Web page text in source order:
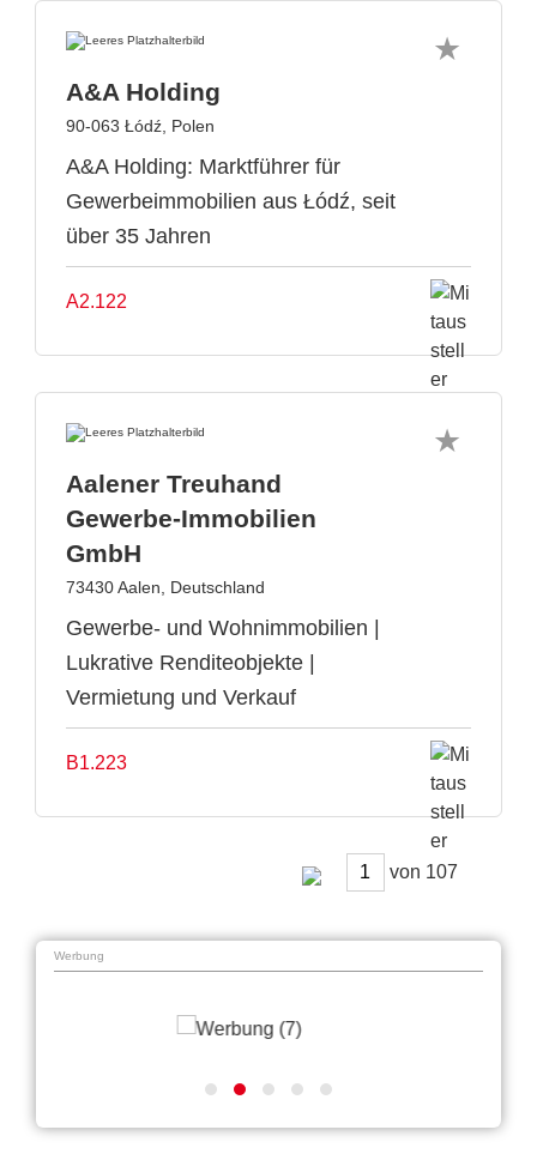
A&A Holding
90-063 Łódź, Polen
A&A Holding: Marktführer für
Gewerbeimmobilien aus Łódź, seit
über 35 Jahren
A2.122
Aalener Treuhand
Gewerbe-Immobilien
GmbH
73430 Aalen, Deutschland
Gewerbe- und Wohnimmobilien |
Lukrative Renditeobjekte |
Vermietung und Verkauf
B1.223
von
Werbung